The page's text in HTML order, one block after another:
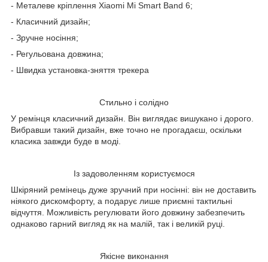
- Металеве кріплення Xiaomi Mi Smart Band 6;
- Класичний дизайн;
- Зручне носіння;
- Регульована довжина;
- Швидка установка-зняття трекера
Стильно і солідно
У ремінця класичний дизайн. Він виглядає вишукано і дорого.
Вибравши такий дизайн, вже точно не прогадаєш, оскільки
класика завжди буде в моді.
Із задоволенням користуємося
Шкіряний ремінець дуже зручний при носінні: він не доставить
ніякого дискомфорту, а подарує лише приємні тактильні
відчуття. Можливість регулювати його довжину забезпечить
однаково гарний вигляд як на малій, так і великій руці.
Якісне виконання